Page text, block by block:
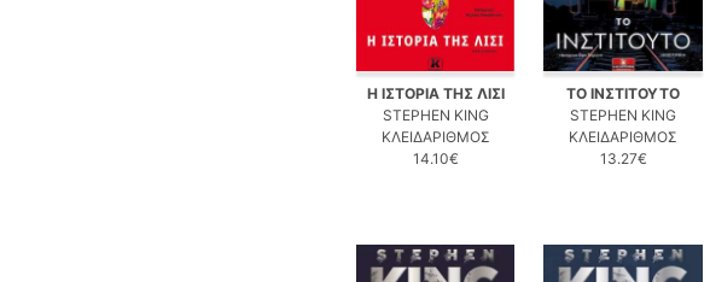
Η ΙΣΤΟΡΙΑ ΤΗΣ ΛΙΣΙ
STEPHEN KING
ΚΛΕΙΔΑΡΙΘΜΟΣ
14.10€
ΤΟ ΙΝΣΤΙΤΟΥΤΟ
STEPHEN KING
ΚΛΕΙΔΑΡΙΘΜΟΣ
13.27€